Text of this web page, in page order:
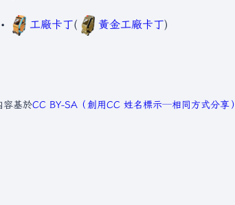
工廠卡丁( 黃金工廠卡丁)
容基於CC BY-SA（創用CC 姓名標示─相同方式分享）